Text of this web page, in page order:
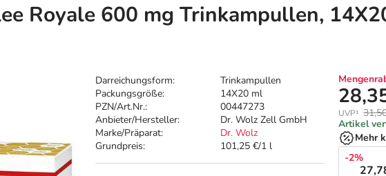
Royale 600 mg Trinkampullen,
Darreichungsform:
Trinkampullen
Packungsgröße:
14X20 ml
PZN/Art.Nr.:
00447273
Anbieter/Hersteller:
Dr. Wolz Zell GmbH
Marke/Präparat:
Dr. Wolz
Grundpreis:
101,25 €/1 l
UVP¹
Artikel
Mehr
-2%